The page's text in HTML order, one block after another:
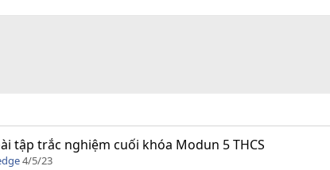
tập trắc nghiệm cuối khóa Modun 5 THCS
4/5/23